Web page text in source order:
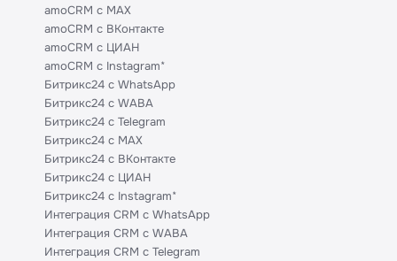
amoCRM с MAX
amoCRM с ВКонтакте
amoCRM с ЦИАН
amoCRM с Instagram*
Битрикс24 с WhatsApp
Битрикс24 с WABA
Битрикс24 с Telegram
Битрикс24 с MAX
Битрикс24 с ВКонтакте
Битрикс24 с ЦИАН
Битрикс24 с Instagram*
Интеграция CRM с WhatsApp
Интеграция CRM с WABA
Интеграция CRM с Telegram